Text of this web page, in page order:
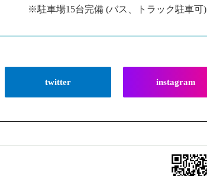
※駐車場15台完備 (バス、トラック駐車可)
twitter instagram